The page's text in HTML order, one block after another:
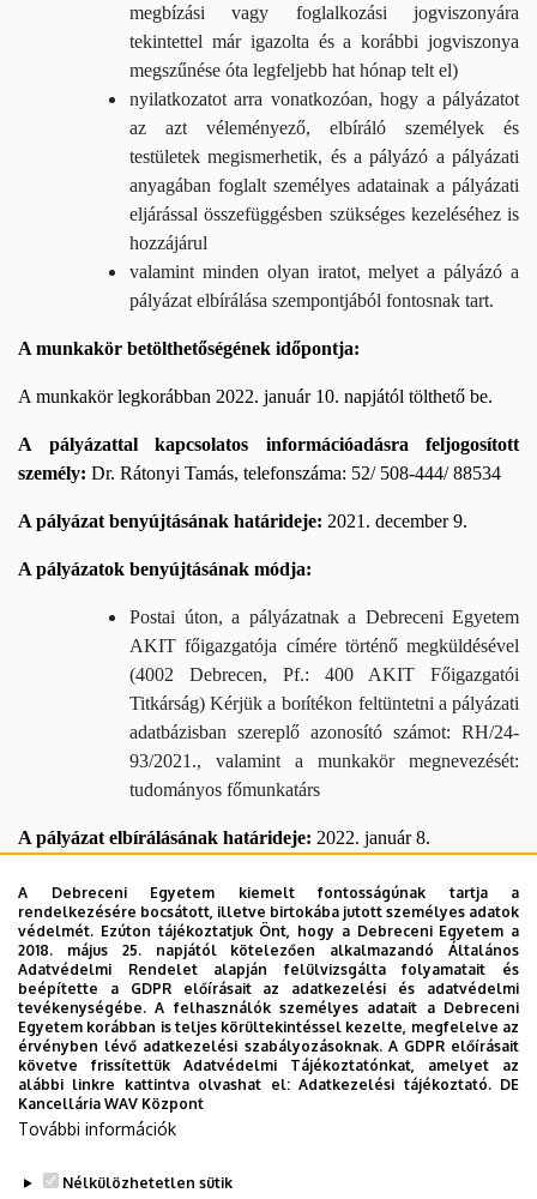
megbízási vagy foglalkozási jogviszonyára
tekintettel már igazolta és a korábbi jogviszonya
megszűnése óta legfeljebb hat hónap telt el)
nyilatkozatot arra vonatkozóan, hogy a pályázatot
az azt véleményező, elbíráló személyek és
testületek megismerhetik, és a pályázó a pályázati
anyagában foglalt személyes adatainak a pályázati
eljárással összefüggésben szükséges kezeléséhez is
hozzájárul
valamint minden olyan iratot, melyet a pályázó a
pályázat elbírálása szempontjából fontosnak tart.
A munkakör betölthetőségének időpontja:
A munkakör legkorábban 2022. január 10. napjától tölthető be.
A pályázattal kapcsolatos információadásra feljogosított
személy: Dr. Rátonyi Tamás, telefonszáma: 52/ 508-444/ 88534
A pályázat benyújtásának határideje: 2021. december 9.
A pályázatok benyújtásának módja:
Postai úton, a pályázatnak a Debreceni Egyetem
AKIT főigazgatója címére történő megküldésével
(4002 Debrecen, Pf.: 400 AKIT Főigazgatói
Titkárság) Kérjük a borítékon feltüntetni a pályázati
adatbázisban szereplő azonosító számot: RH/24-
93/2021., valamint a munkakör megnevezését:
tudományos főmunkatárs
A pályázat elbírálásának határideje: 2022. január 8.
A pályázati kiírás közzétételének helye, ideje:
www.unideb.hu– 2021. november 10.
Kategória
Belső álláshirdetések
AKIT hirdetései
Város
Újfehértó
Érvényes ettől
2021. november 10. szerda
A Debreceni Egyetem kiemelt fontosságúnak tartja a
rendelkezésére bocsátott, illetve birtokába jutott személyes adatok
védelmét. Ezúton tájékoztatjuk Önt, hogy a Debreceni Egyetem a
2018. május 25. napjától kötelezően alkalmazandó Általános
Adatvédelmi Rendelet alapján felülvizsgálta folyamatait és
beépítette a GDPR előírásait az adatkezelési és adatvédelmi
tevékenységébe. A felhasználók személyes adatait a Debreceni
Egyetem korábban is teljes körültekintéssel kezelte, megfelelve az
érvényben lévő adatkezelési szabályozásoknak. A GDPR előírásait
követve frissítettük Adatvédelmi Tájékoztatónkat, amelyet az
alábbi linkre kattintva olvashat el:Adatkezelési tájékoztató. DE
Kancellária WAV Központ
További információk
Nélkülözhetetlen sütik